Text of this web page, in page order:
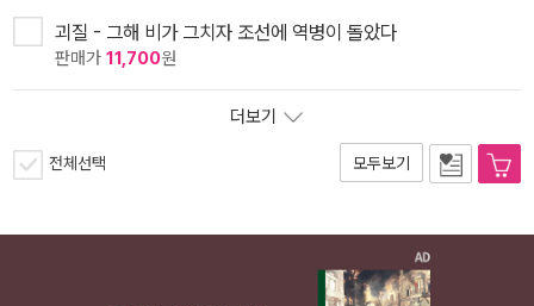
괴질 - 그해 비가 그치자 조선에 역병이 돌았다
판매가 11,700원
더보기
전체선택 모두보기